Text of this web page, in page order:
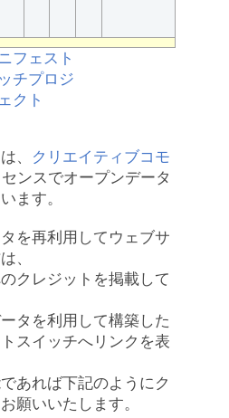
、
クリエイティブコモ
ンスでオープンデータ
ます。
を再利用してウェブサ
、
クレジットを掲載して
タを利用して構築した
スイッチへリンクを表
あれば下記のようにク
願いいたします。